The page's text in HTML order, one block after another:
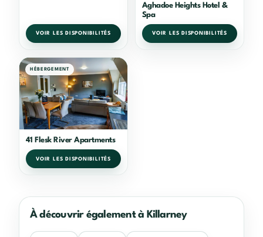
VOIR LES DISPONIBILITÉS
Aghadoe Heights Hotel &
Spa
VOIR LES DISPONIBILITÉS
HÉBERGEMENT
41 Flesk River Apartments
VOIR LES DISPONIBILITÉS
À découvrir également à Killarney